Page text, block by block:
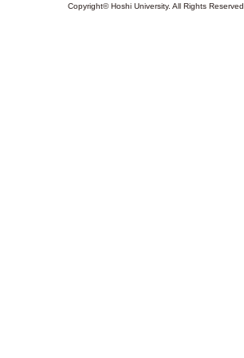
Copyright© Hoshi University. All Rights Reserved